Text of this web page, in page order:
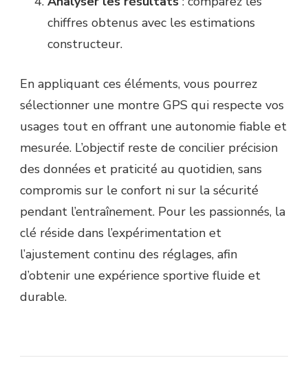
chiffres obtenus avec les estimations
constructeur.
En appliquant ces éléments, vous pourrez
sélectionner une montre GPS qui respecte vos
usages tout en offrant une autonomie fiable et
mesurée. L’objectif reste de concilier précision
des données et praticité au quotidien, sans
compromis sur le confort ni sur la sécurité
pendant l’entraînement. Pour les passionnés, la
clé réside dans l’expérimentation et
l’ajustement continu des réglages, afin
d’obtenir une expérience sportive fluide et
durable.